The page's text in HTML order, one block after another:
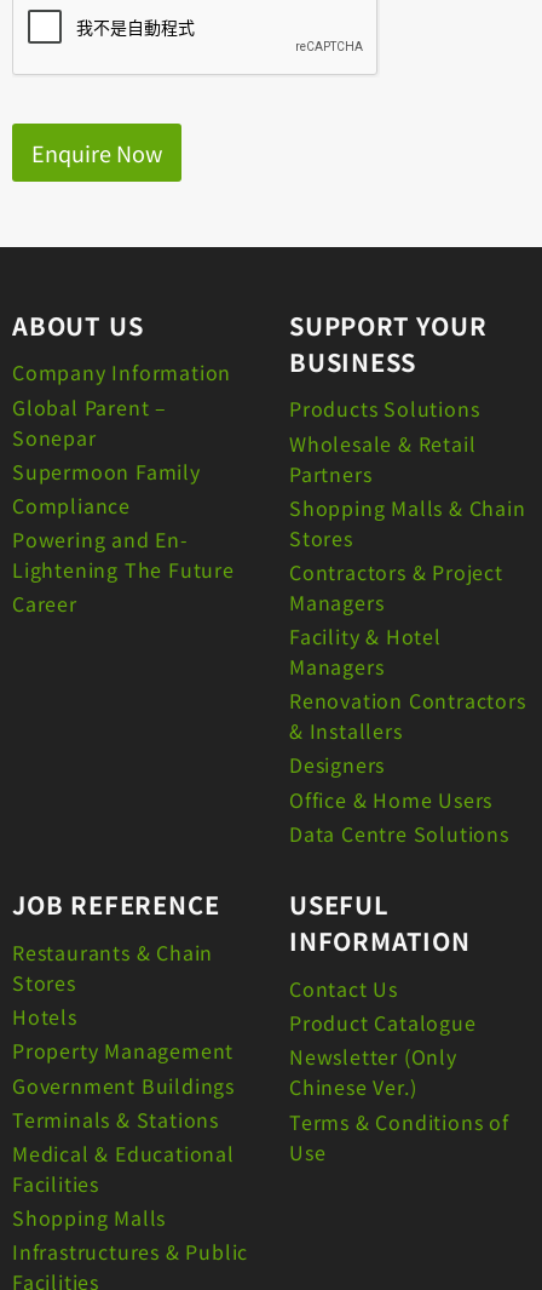
Enquire Now
ABOUT US
Company Information
Global Parent –
Sonepar
Supermoon Family
Compliance
Powering and En-
Lightening The Future
Career
SUPPORT YOUR
BUSINESS
Products Solutions
Wholesale & Retail
Partners
Shopping Malls & Chain
Stores
Contractors & Project
Managers
Facility & Hotel
Managers
Renovation Contractors
& Installers
Designers
Office & Home Users
Data Centre Solutions
JOB REFERENCE
Restaurants & Chain
Stores
Hotels
Property Management
Government Buildings
Terminals & Stations
Medical & Educational
Facilities
Shopping Malls
Infrastructures & Public
Facilities
USEFUL
INFORMATION
Contact Us
Product Catalogue
Newsletter (Only
Chinese Ver.)
Terms & Conditions of
Use